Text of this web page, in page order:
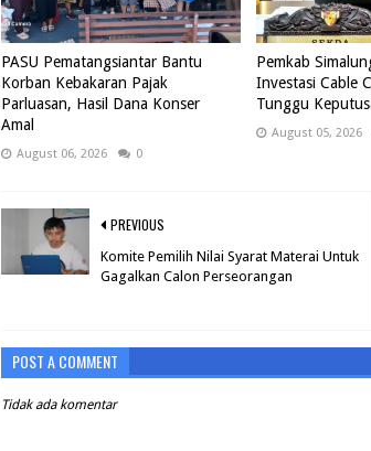
PASU Pematangsiantar Bantu
Korban Kebakaran Pajak
Parluasan, Hasil Dana Konser
Amal
August 06, 2026 0
Pemkab
Investasi Cable
Tunggu
August 05, 2026
PREVIOUS
Komite Pemilih Nilai Syarat Materai Untuk
Gagalkan Calon Perseorangan
POST A COMMENT
Tidak ada komentar